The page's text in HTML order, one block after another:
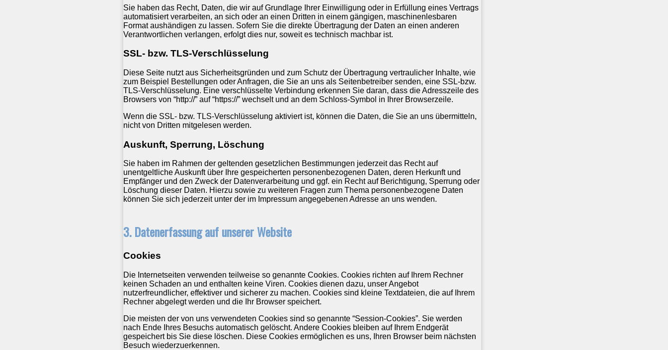
Sie haben das Recht, Daten, die wir auf Grundlage Ihrer Einwilligung oder in Erfüllung eines Vertrags
automatisiert verarbeiten, an sich oder an einen Dritten in einem gängigen, maschinenlesbaren
Format aushändigen zu lassen. Sofern Sie die direkte Übertragung der Daten an einen anderen
Verantwortlichen verlangen, erfolgt dies nur, soweit es technisch machbar ist.
SSL- bzw. TLS-Verschlüsselung
Diese Seite nutzt aus Sicherheitsgründen und zum Schutz der Übertragung vertraulicher Inhalte, wie
zum Beispiel Bestellungen oder Anfragen, die Sie an uns als Seitenbetreiber senden, eine SSL-bzw.
TLS-Verschlüsselung. Eine verschlüsselte Verbindung erkennen Sie daran, dass die Adresszeile des
Browsers von “http://” auf “https://” wechselt und an dem Schloss-Symbol in Ihrer Browserzeile.
Wenn die SSL- bzw. TLS-Verschlüsselung aktiviert ist, können die Daten, die Sie an uns übermitteln,
nicht von Dritten mitgelesen werden.
Auskunft, Sperrung, Löschung
Sie haben im Rahmen der geltenden gesetzlichen Bestimmungen jederzeit das Recht auf
unentgeltliche Auskunft über Ihre gespeicherten personenbezogenen Daten, deren Herkunft und
Empfänger und den Zweck der Datenverarbeitung und ggf. ein Recht auf Berichtigung, Sperrung oder
Löschung dieser Daten. Hierzu sowie zu weiteren Fragen zum Thema personenbezogene Daten
können Sie sich jederzeit unter der im Impressum angegebenen Adresse an uns wenden.
3. Datenerfassung auf unserer Website
Cookies
Die Internetseiten verwenden teilweise so genannte Cookies. Cookies richten auf Ihrem Rechner
keinen Schaden an und enthalten keine Viren. Cookies dienen dazu, unser Angebot
nutzerfreundlicher, effektiver und sicherer zu machen. Cookies sind kleine Textdateien, die auf Ihrem
Rechner abgelegt werden und die Ihr Browser speichert.
Die meisten der von uns verwendeten Cookies sind so genannte “Session-Cookies”. Sie werden
nach Ende Ihres Besuchs automatisch gelöscht. Andere Cookies bleiben auf Ihrem Endgerät
gespeichert bis Sie diese löschen. Diese Cookies ermöglichen es uns, Ihren Browser beim nächsten
Besuch wiederzuerkennen.